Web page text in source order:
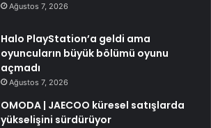
Ağustos 7, 2026
Halo PlayStation’a geldi ama
oyuncuların büyük bölümü oyunu
açmadı
Ağustos 7, 2026
OMODA | JAECOO küresel satışlarda
yükselişini sürdürüyor